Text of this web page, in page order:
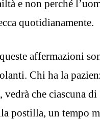
e non perché
quotidianamente.
affermazioni
Chi ha la
vedrà che ciascuna di
postilla, un tempo